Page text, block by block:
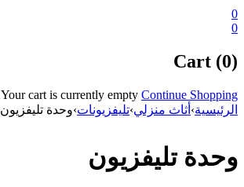
0
0
Cart (0)
Your cart is currently empty Continue Shopping
الرئيسية› أثاث منزلي›تليفزيونات›وحدة تليفزيون
وحدة تليفزيون